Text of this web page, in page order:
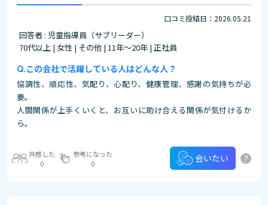
口コミ投稿日：2026.05.21
回答者 : 児童指導員（サブリーダー）
70代以上 | 女性 | その他 | 11年～20年 | 正社員
この会社で活躍している人はどんな人？
協調性、順応性、気配り、心配り、健康管理、感謝の気持ちが必
要。
人間関係が上手くいくと、お互いに助け合える関係が気付けるか
ら。
共感した
0
参考になった
0
会いたい ?